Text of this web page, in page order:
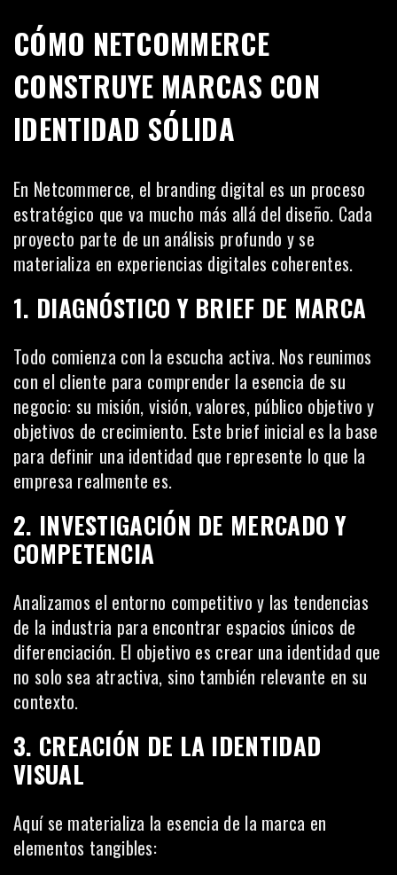
CÓMO NETCOMMERCE
CONSTRUYE MARCAS CON
IDENTIDAD SÓLIDA
En Netcommerce, el branding digital es un proceso
estratégico que va mucho más allá del diseño. Cada
proyecto parte de un análisis profundo y se
materializa en experiencias digitales coherentes.
1. DIAGNÓSTICO Y BRIEF DE MARCA
Todo comienza con la escucha activa. Nos reunimos
con el cliente para comprender la esencia de su
negocio: su misión, visión, valores, público objetivo y
objetivos de crecimiento. Este brief inicial es la base
para definir una identidad que represente lo que la
empresa realmente es.
2. INVESTIGACIÓN DE MERCADO Y
COMPETENCIA
Analizamos el entorno competitivo y las tendencias
de la industria para encontrar espacios únicos de
diferenciación. El objetivo es crear una identidad que
no solo sea atractiva, sino también relevante en su
contexto.
3. CREACIÓN DE LA IDENTIDAD
VISUAL
Aquí se materializa la esencia de la marca en
elementos tangibles: